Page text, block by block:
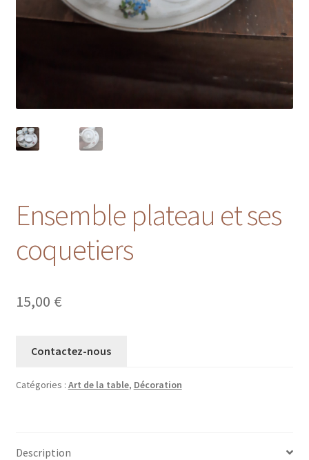
Ensemble plateau et ses
coquetiers
15,00 €
Contactez-nous
Catégories : Art de la table, Décoration
Description